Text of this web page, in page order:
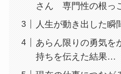
さん 専門性の根っ
人生が動き出した瞬
あらん限りの勇気を
持ちを伝えた結果…